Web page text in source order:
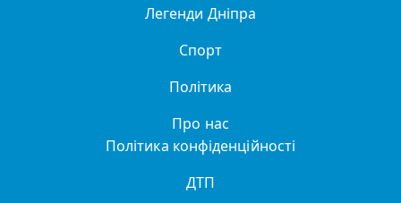
Легенди Дніпра
Спорт
Політика
Про нас
Політика конфіденційності
ДТП